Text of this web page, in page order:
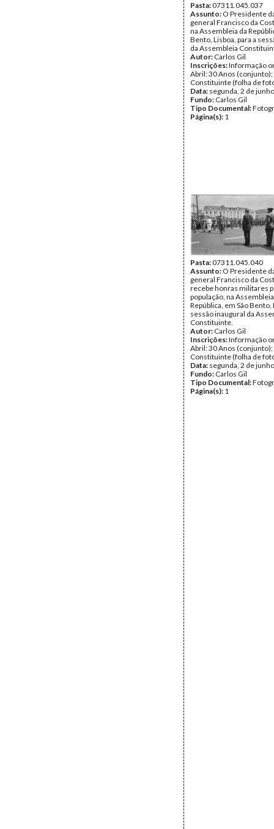
Pasta:07311.045.037
Assunto: O Presidente
general Francisco da
na Assembleia da
Bento, Lisboa, para a
da Assembleia
Autor: Carlos Gil
Inscrições:Informação
Abril: 30 Anos
Constituinte (folha de
Data: segunda, 2 de
Fundo: Carlos Gil
Tipo Documental:
Página(s): 1
Pasta:07311.045.040
Assunto: O Presidente
general Francisco da
recebe honras militares
população, na
República, em São Bento,
sessão inaugural da
Constituinte.
Autor: Carlos Gil
Inscrições:Informação
Abril: 30 Anos
Constituinte (folha de
Data: segunda, 2 de
Fundo: Carlos Gil
Tipo Documental:
Página(s): 1